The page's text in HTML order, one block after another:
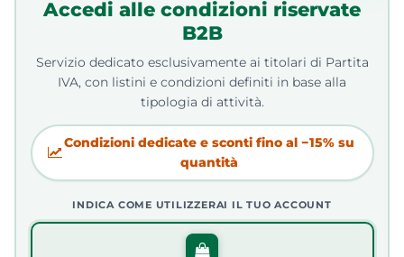
Accedi alle condizioni riservate
B2B
Servizio dedicato esclusivamente ai titolari di Partita
IVA, con listini e condizioni definiti in base alla
tipologia di attività.
Condizioni dedicate e sconti fino al −15% su
quantità
INDICA COME UTILIZZERAI IL TUO ACCOUNT